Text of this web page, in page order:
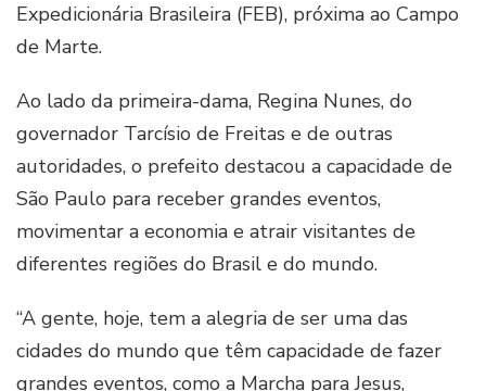
Expedicionária Brasileira (FEB), próxima ao Campo
de Marte.
Ao lado da primeira-dama, Regina Nunes, do
governador Tarcísio de Freitas e de outras
autoridades, o prefeito destacou a capacidade de
São Paulo para receber grandes eventos,
movimentar a economia e atrair visitantes de
diferentes regiões do Brasil e do mundo.
“A gente, hoje, tem a alegria de ser uma das
cidades do mundo que têm capacidade de fazer
grandes eventos, como a Marcha para Jesus,